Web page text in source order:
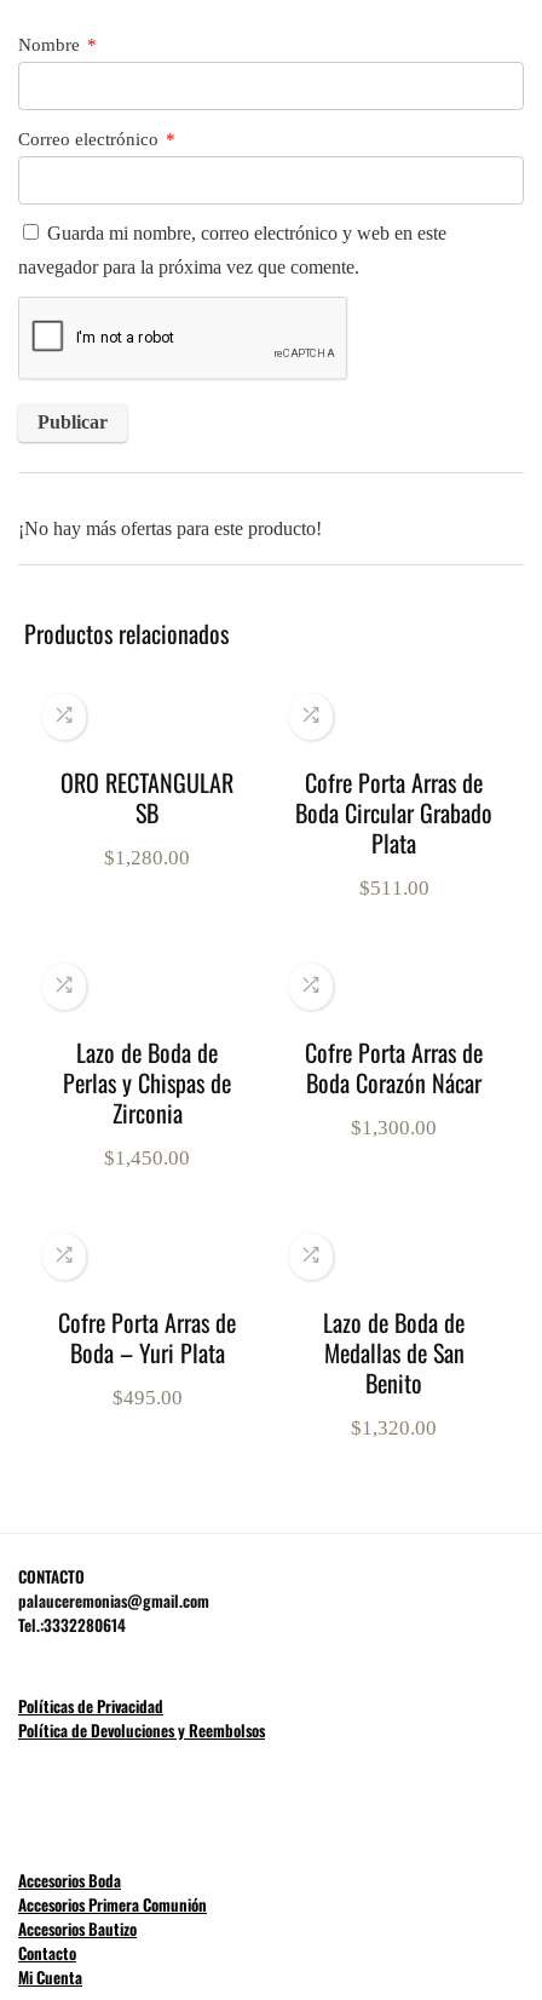
Nombre *
Correo electrónico *
Guarda mi nombre, correo electrónico y web en este
navegador para la próxima vez que comente.
¡No hay más ofertas para este producto!
Productos relacionados
ORO RECTANGULAR
SB
$1,280.00
Cofre Porta Arras de
Boda Circular Grabado
Plata
$511.00
Lazo de Boda de
Perlas y Chispas de
Zirconia
$1,450.00
Cofre Porta Arras de
Boda Corazón Nácar
$1,300.00
Cofre Porta Arras de
Boda – Yuri Plata
$495.00
Lazo de Boda de
Medallas de San
Benito
$1,320.00
CONTACTO
palauceremonias@gmail.com
Tel.:3332280614
Políticas de Privacidad
Política de Devoluciones y Reembolsos
Accesorios Boda
Accesorios Primera Comunión
Accesorios Bautizo
Contacto
Mi Cuenta